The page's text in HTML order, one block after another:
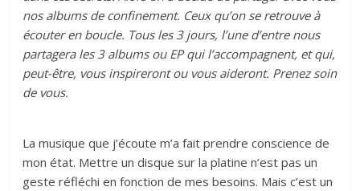
nos albums de confinement. Ceux qu’on se retrouve à
écouter en boucle. Tous les 3 jours, l’une d’entre nous
partagera les 3 albums ou EP qui l’accompagnent, et qui,
peut-être, vous inspireront ou vous aideront. Prenez soin
de vous.
La musique que j’écoute m’a fait prendre conscience de
mon état. Mettre un disque sur la platine n’est pas un
geste réfléchi en fonction de mes besoins. Mais c’est un